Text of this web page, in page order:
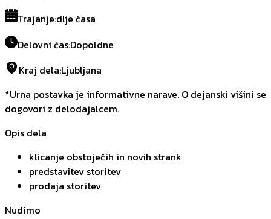
Trajanje:dlje časa
Delovni čas:Dopoldne
Kraj dela:Ljubljana
*Urna postavka je informativne narave. O dejanski višini se
dogovori z delodajalcem.
Opis dela
klicanje obstoječih in novih strank
predstavitev storitev
prodaja storitev
Nudimo